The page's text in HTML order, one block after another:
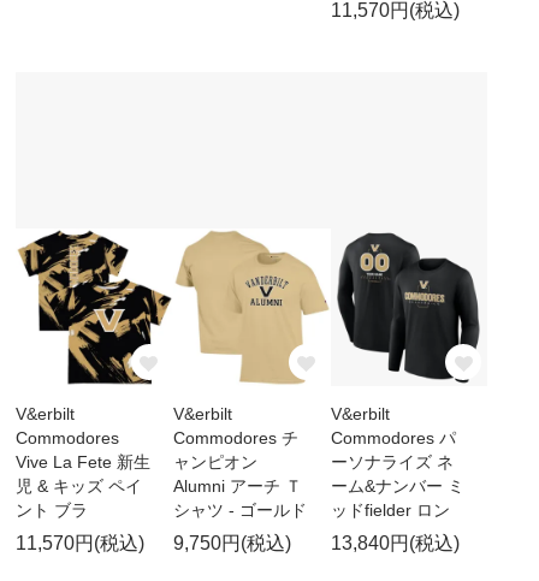
11,570円(税込)
V&erbilt
Commodores
Vive La Fete 新生
児 & キッズ ペイ
ント ブラ
11,570円(税込)
V&erbilt
Commodores チ
ャンピオン
Alumni アーチ Ｔ
シャツ - ゴールド
9,750円(税込)
V&erbilt
Commodores パ
ーソナライズ ネ
ーム&ナンバー ミ
ッドfielder ロン
13,840円(税込)